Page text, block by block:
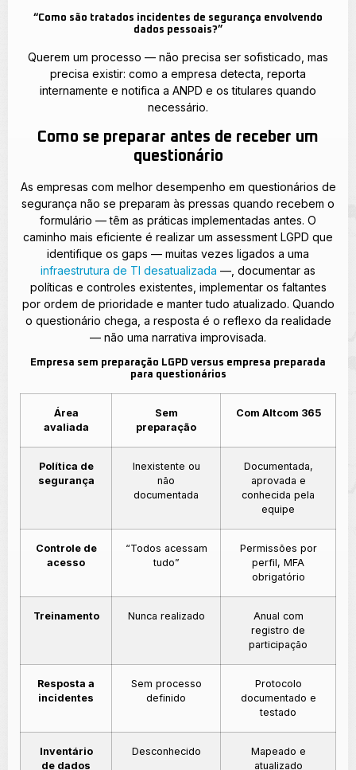
“Como são tratados incidentes de segurança envolvendo
dados pessoais?”
Querem um processo — não precisa ser sofisticado, mas
precisa existir: como a empresa detecta, reporta
internamente e notifica a ANPD e os titulares quando
necessário.
Como se preparar antes de receber um
questionário
As empresas com melhor desempenho em questionários de
segurança não se preparam às pressas quando recebem o
formulário — têm as práticas implementadas antes. O
caminho mais eficiente é realizar um assessment LGPD que
identifique os gaps — muitas vezes ligados a uma
infraestrutura de TI desatualizada —, documentar as
políticas e controles existentes, implementar os faltantes
por ordem de prioridade e manter tudo atualizado. Quando
o questionário chega, a resposta é o reflexo da realidade
— não uma narrativa improvisada.
Empresa sem preparação LGPD versus empresa preparada
para questionários
Área
avaliada
Sem
preparação
Com Altcom 365
Política de
segurança
Inexistente ou
não
documentada
Documentada,
aprovada e
conhecida pela
equipe
Controle de
acesso
“Todos acessam
tudo”
Permissões por
perfil, MFA
obrigatório
Treinamento Nunca realizado
Anual com
registro de
participação
Resposta a
incidentes
Sem processo
definido
Protocolo
documentado e
testado
Inventário
de dados
Desconhecido
Mapeado e
atualizado